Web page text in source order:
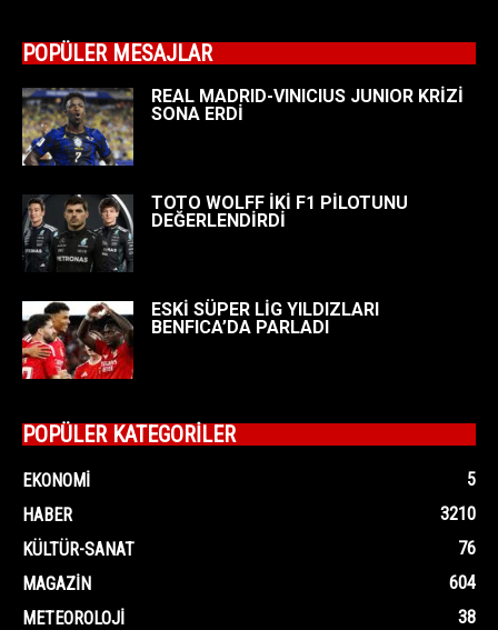
POPÜLER MESAJLAR
REAL MADRID-VINICIUS JUNIOR KRİZİ
SONA ERDİ
TOTO WOLFF İKİ F1 PİLOTUNU
DEĞERLENDİRDİ
ESKİ SÜPER LİG YILDIZLARI
BENFICA’DA PARLADI
POPÜLER KATEGORİLER
EKONOMI
5
HABER
3210
KÜLTÜR-SANAT
76
MAGAZIN
604
METEOROLOJI
38